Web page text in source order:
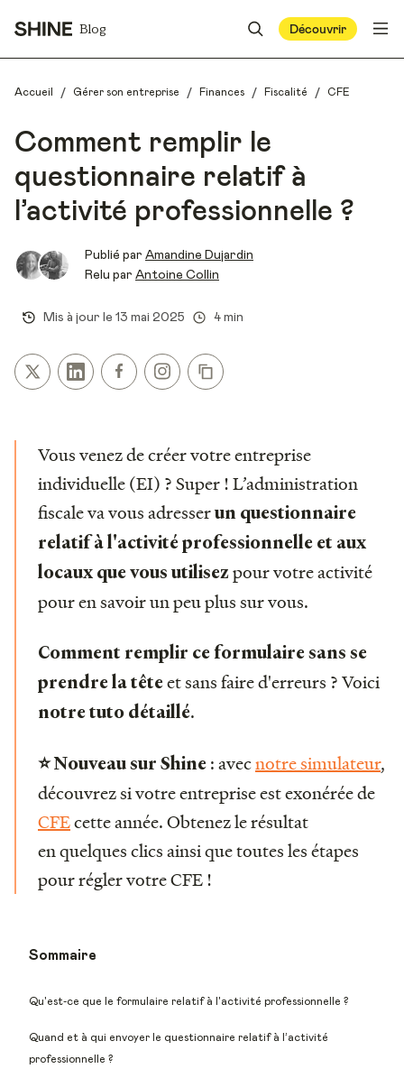
Blog Découvrir
Accueil / Gérer son entreprise / Finances / Fiscalité / CFE
Comment remplir le
questionnaire relatif à
l’activité professionnelle ?
Publié par Amandine Dujardin
Relu par Antoine Collin
Mis à jour le 13 mai 2025 4 min
Vous venez de créer votre entreprise
individuelle (EI) ? Super ! L’administration
fiscale va vous adresserun questionnaire
relatif à l'activité professionnelle et aux
locaux que vous utilisezpour votre activité
pour en savoir un peu plus sur vous.
Comment remplir ce formulaire sans se
prendre la têteet sans faire d'erreurs ? Voici
notre tuto détaillé.
⭐ Nouveau sur Shine : avecnotre simulateur,
découvrez si votre entreprise est exonérée de
CFEcette année. Obtenez le résultat
en quelques clics ainsi que toutes les étapes
pour régler votre CFE !
Sommaire
Qu'est-ce que le formulaire relatif à l'activité professionnelle ?
Quand et à qui envoyer le questionnaire relatif à l’activité
professionnelle ?